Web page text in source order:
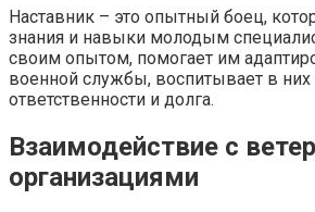
Наставник – это опытный боец,
знания и навыки молодым
своим опытом, помогает им
военной службы, воспитывает в них
ответственности и долга.
Взаимодействие с
организациями